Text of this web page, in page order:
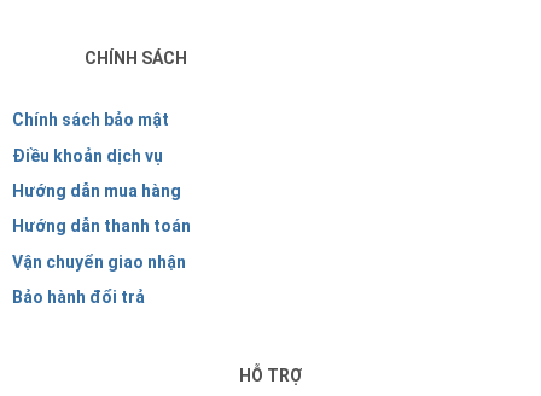
CHÍNH SÁCH
Chính sách bảo mật
Điều khoản dịch vụ
Hướng dẫn mua hàng
Hướng dẫn thanh toán
Vận chuyển giao nhận
Bảo hành đổi trả
HỖ TRỢ